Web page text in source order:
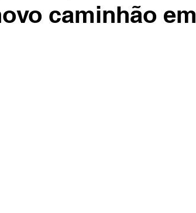
caminhão em